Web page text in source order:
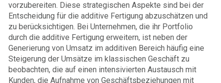
vorzubereiten. Diese strategischen Aspekte sind bei der
Entscheidung für die additive Fertigung abzuschätzen und
zu berücksichtigen. Bei Unternehmen, die ihr Portfolio
durch die additive Fertigung erweitern, ist neben der
Generierung von Umsatz im additiven Bereich häufig eine
Steigerung der Umsätze im klassischen Geschäft zu
beobachten, die auf einen intensivierten Austausch mit
Kunden, die Aufnahme von Geschäftsbeziehungen mit